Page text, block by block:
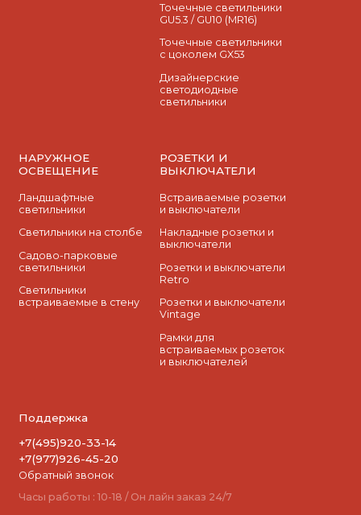
Точечные светильники
GU5.3 / GU10 (MR16)
Точечные светильники
с цоколем GX53
Дизайнерские
светодиодные
светильники
НАРУЖНОЕ
ОСВЕЩЕНИЕ
Ландшафтные
светильники
Светильники на столбе
Садово-парковые
светильники
Светильники
встраиваемые в стену
РОЗЕТКИ И
ВЫКЛЮЧАТЕЛИ
Встраиваемые розетки
и выключатели
Накладные розетки и
выключатели
Розетки и выключатели
Retro
Розетки и выключатели
Vintage
Рамки для
встраиваемых розеток
и выключателей
Поддержка
+7(495)920-33-14
+7(977)926-45-20
Обратный звонок
Часы работы : 10-18 / Он лайн заказ 24/7